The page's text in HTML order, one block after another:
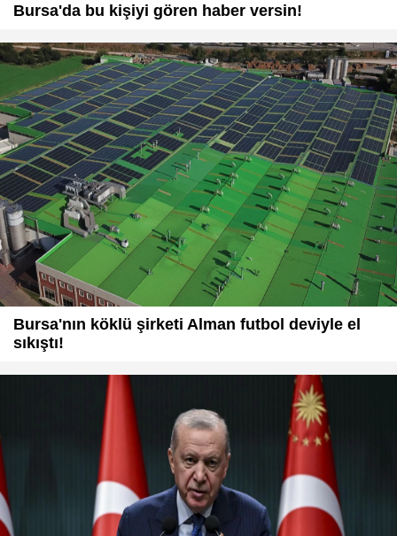
Bursa'da bu kişiyi gören haber versin!
Bursa'nın köklü şirketi Alman futbol deviyle el
sıkıştı!